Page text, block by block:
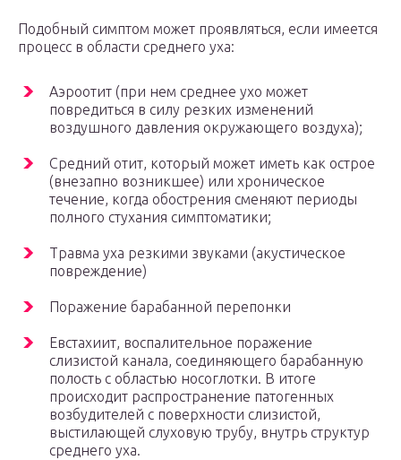
Подобный симптом может проявляться, если имеется
процесс в области среднего уха:
Аэроотит (при нем среднее ухо может
повредиться в силу резких изменений
воздушного давления окружающего воздуха);
Средний отит, который может иметь как острое
(внезапно возникшее) или хроническое
течение, когда обострения сменяют периоды
полного стухания симптоматики;
Травма уха резкими звуками (акустическое
повреждение)
Поражение барабанной перепонки
Евстахиит, воспалительное поражение
слизистой канала, соединяющего барабанную
полость с областью носоглотки. В итоге
происходит распространение патогенных
возбудителей с поверхности слизистой,
выстилающей слуховую трубу, внутрь структур
среднего уха.